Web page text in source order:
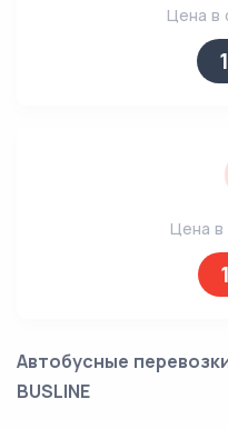
Цена в
Цена в
Автобусные
BUSLINE